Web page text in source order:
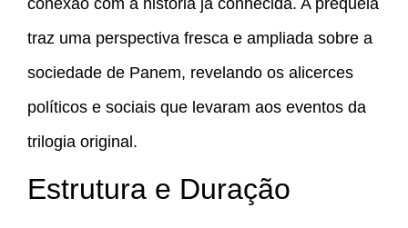
conexão com a história já conhecida. A prequela
traz uma perspectiva fresca e ampliada sobre a
sociedade de Panem, revelando os alicerces
políticos e sociais que levaram aos eventos da
trilogia original.
Estrutura e Duração